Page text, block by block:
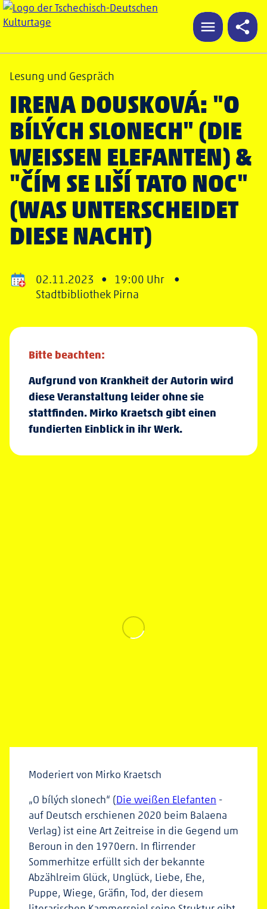
Lesung und Gespräch
IRENA DOUSKOVÁ: "O
BÍLÝCH SLONECH" (DIE
WEISSEN ELEFANTEN) & "
ČÍM SE LIŠÍ TATO NOC" (
WAS UNTERSCHEIDET D
IESE NACHT)
02.11.2023 • 19:00 Uhr •
Stadtbibliothek Pirna
Bitte beachten:
Aufgrund von Krankheit der Autorin wird
diese Veranstaltung leider ohne sie
stattfinden. Mirko Kraetsch gibt einen
fundierten Einblick in ihr Werk.
Moderiert von Mirko Kraetsch
„O bílých slonech“ (Die weißen Elefanten -
auf Deutsch erschienen 2020 beim Balaena
Verlag) ist eine Art Zeitreise in die Gegend um
Beroun in den 1970ern. In flirrender
Sommerhitze erfüllt sich der bekannte
Abzählreim Glück, Unglück, Liebe, Ehe,
Puppe, Wiege, Gräfin, Tod, der diesem